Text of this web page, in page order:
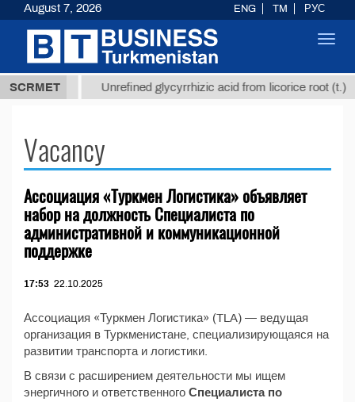
SCRMET
37,8 ТМТ Unrefined glycyrrhizic acid from licorice root (t.)
Vacancy
Ассоциация «Туркмен Логистика» объявляет
набор на должность Специалиста по
административной и коммуникационной
поддержке
17:53 22.10.2025
Ассоциация «Туркмен Логистика» (TLA) — ведущая
организация в Туркменистане, специализирующаяся на
развитии транспорта и логистики.
В связи с расширением деятельности мы ищем
энергичного и ответственного Специалиста по
August 7, 2026 ENG TM РУС